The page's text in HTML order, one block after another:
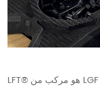
LFT® هو مركب من LGF أو LCF، يُصنع بطريقة التعبئة